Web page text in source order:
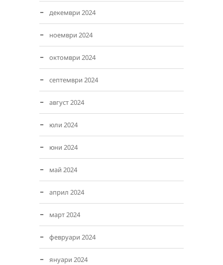
декември 2024
ноември 2024
октомври 2024
септември 2024
август 2024
юли 2024
юни 2024
май 2024
април 2024
март 2024
февруари 2024
януари 2024